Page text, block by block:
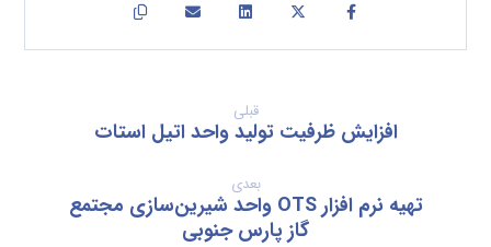
قبلی
افزایش ظرفیت تولید واحد اتیل استات
بعدی
تهیه نرم افزار OTS واحد شیرین‌سازی مجتمع
گاز پارس جنوبی